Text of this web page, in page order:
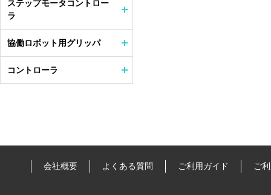
ステップモータコントロー
ラ
協働ロボット用グリッパ
コントローラ
会社概要 よくある質問 ご利用ガイド ご